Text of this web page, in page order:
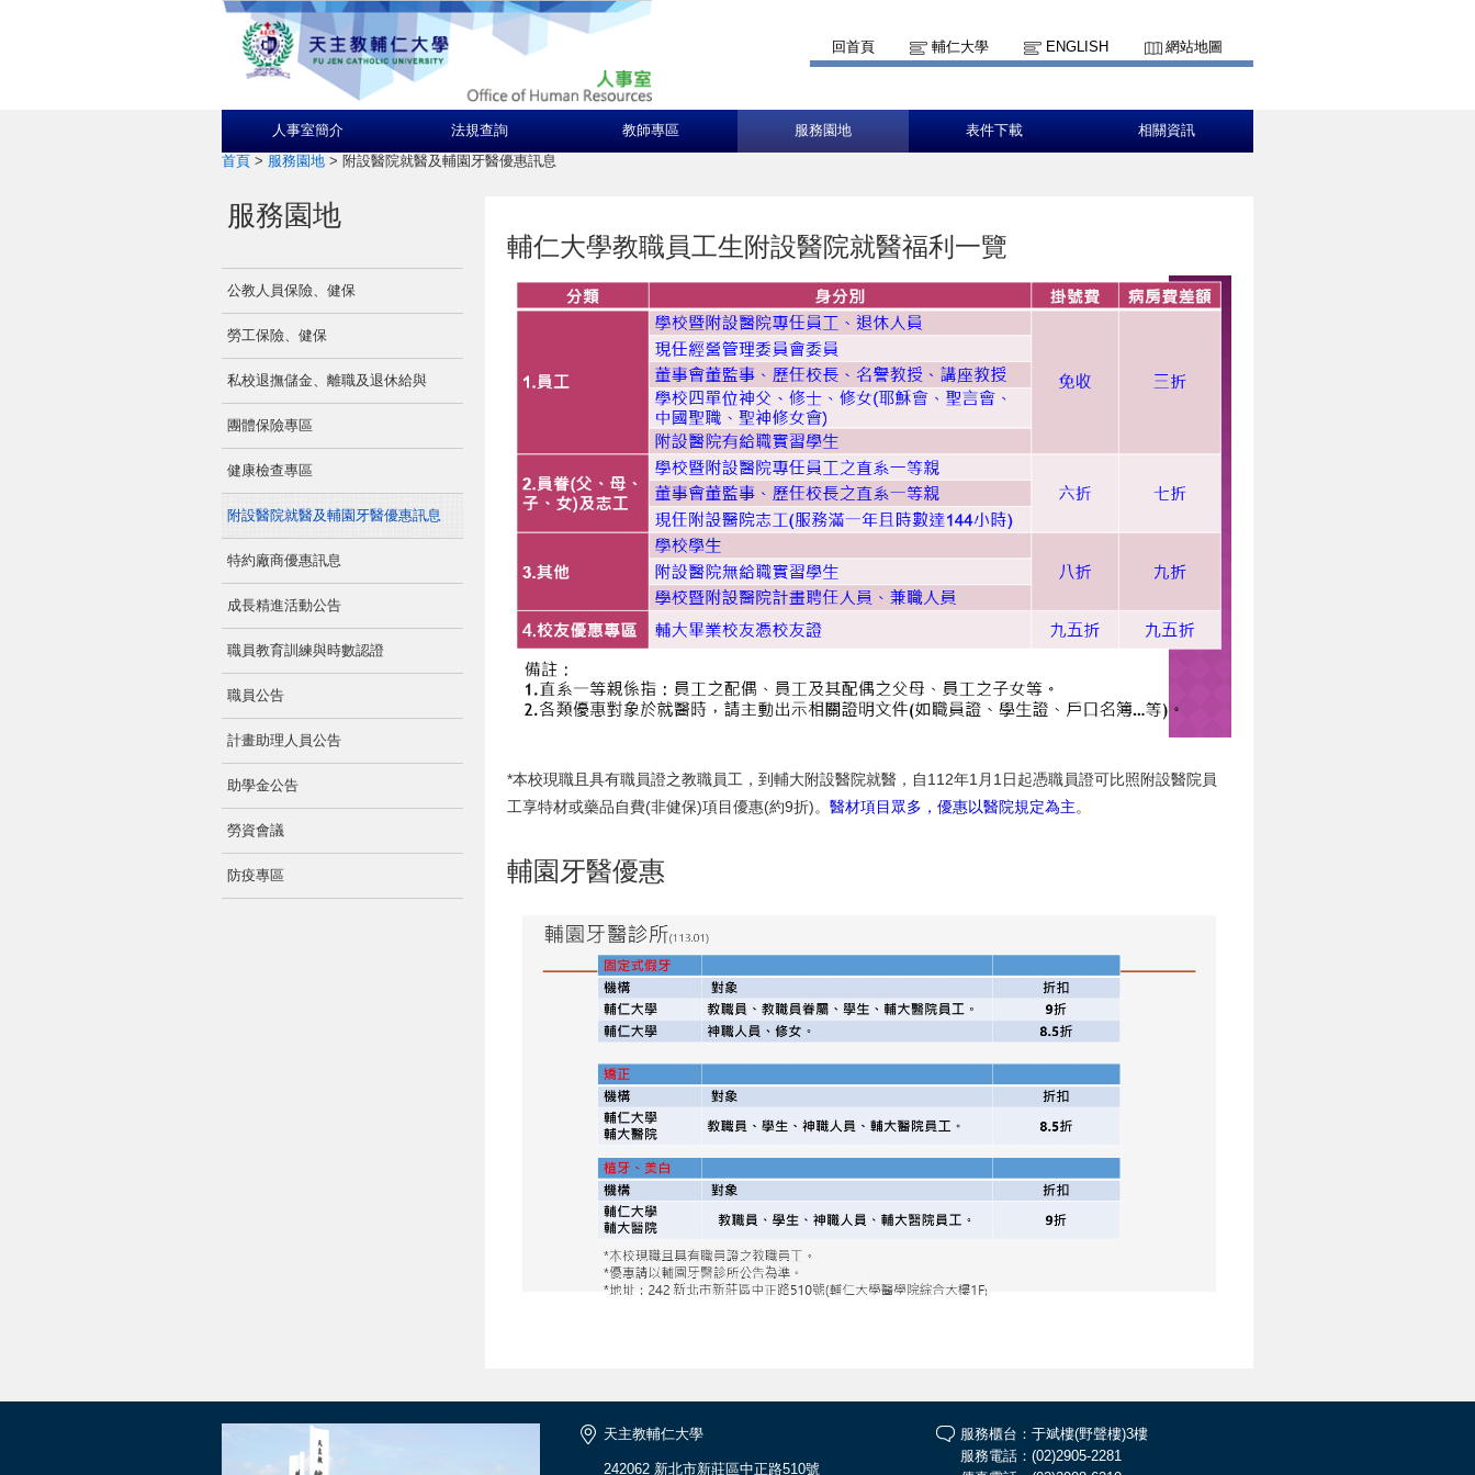
回首頁 輔仁大學 ENGLISH 網站地圖
人事室簡介 法規查詢 教師專區 服務園地 表件下載 相關資訊
首頁 > 服務園地 > 附設醫院就醫及輔園牙醫優惠訊息
服務園地
公教人員保險、健保
勞工保險、健保
私校退撫儲金、離職及退休給與
團體保險專區
健康檢查專區
附設醫院就醫及輔園牙醫優惠訊息
特約廠商優惠訊息
成長精進活動公告
職員教育訓練與時數認證
職員公告
計畫助理人員公告
助學金公告
勞資會議
防疫專區
輔仁大學教職員工生附設醫院就醫福利一覽
*本校現職且具有職員證之教職員工，到輔大附設醫院就醫，自112年1月1日起憑職員證可比照附設醫院員
工享特材或藥品自費(非健保)項目優惠(約9折)。 醫材項目眾多，優惠以醫院規定為主。
輔園牙醫優惠
天主教輔仁大學
242062 新北市新莊區中正路510號
服務櫃台：于斌樓(野聲樓)3樓
服務電話：(02)2905-2281